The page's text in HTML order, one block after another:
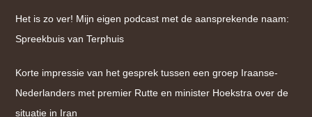
Het is zo ver! Mijn eigen podcast met de aansprekende naam:
Spreekbuis van Terphuis
Korte impressie van het gesprek tussen een groep Iraanse-
Nederlanders met premier Rutte en minister Hoekstra over de
situatie in Iran